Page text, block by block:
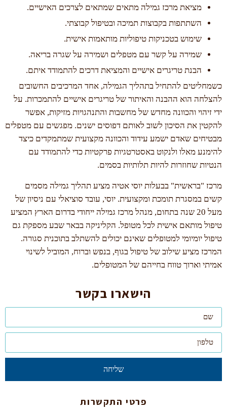
מציאת מרכז גמילה מתאים שמתאים לצרכים האישיים.
השתתפות בקבוצות תמיכה ובטיפול קבוצתי.
שימוש בטכניקות טיפוליות מותאמות אישית.
שמירה על קשר עם מטפלים ושמירה על שגרה בריאה.
הבנת טריגרים אישיים והמציאת דרכים להתמודד איתם.
כשמחליטים להתחיל בתהליך הגמילה, אחד המרכיבים החשובים
להצלחה הוא ההבנה והאיתור של טריגרים אישיים להתמכרות. על
ידי זיהוי והכוונה מחדש של מחשבות והתנהגויות מזיקות, אפשר
להקטין את הסיכון לשוב לאותם דפוסים ישנים. מפגשים עם מטפלים
מבטיחים שאדם ישמע עידוד והכוונה מקצועית שמתמקדים כיצד
להימנע מאלו ולנקוט באסטרטגיות פרקטיות כדי להתמודד עם
הנטיות שחוזרות להיות תלותיות בסמים.
מרכז "בראשית" בבעלות יוסי אטיה מציע תהליך גמילה מסמים
קשים במסגרת תומכת ומקצועית. יוסי, עובד סוציאלי עם ניסיון של
מעל 20 שנה בתחום, מנהל מרכז גמילה ייחודי בדרום הארץ המציע
טיפול מותאם אישית לכל מטופל. הקליניקה בבאר שבע מספקת גם
טיפול יומיומי למטופלים שאינם יכולים להשתלב בתוכנית סגורה.
המרכז מציע שילוב של טיפול בגוף, בנפש וברוח, המוביל לשינוי
אמיתי וארוך טווח בחייהם של המטופלים.
הישארו בקשר
שליחה
פרטי התקשרות